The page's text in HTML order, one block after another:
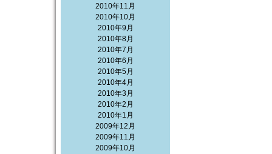
2010年11月
2010年10月
2010年9月
2010年8月
2010年7月
2010年6月
2010年5月
2010年4月
2010年3月
2010年2月
2010年1月
2009年12月
2009年11月
2009年10月